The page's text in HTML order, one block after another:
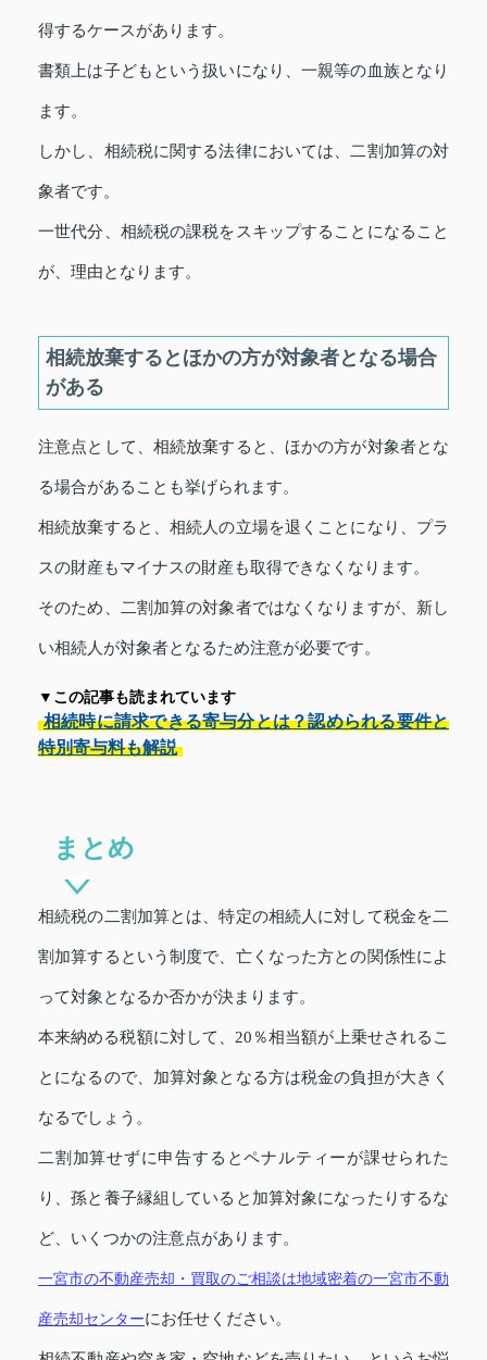
得するケースがあります。
書類上は子どもという扱いになり、一親等の血族となり
ます。
しかし、相続税に関する法律においては、二割加算の対
象者です。
一世代分、相続税の課税をスキップすることになること
が、理由となります。
相続放棄するとほかの方が対象者となる場合
がある
注意点として、相続放棄すると、ほかの方が対象者とな
る場合があることも挙げられます。
相続放棄すると、相続人の立場を退くことになり、プラ
スの財産もマイナスの財産も取得できなくなります。
そのため、二割加算の対象者ではなくなりますが、新し
い相続人が対象者となるため注意が必要です。
▼この記事も読まれています
相続時に請求できる寄与分とは？認められる要件と
特別寄与料も解説
まとめ
相続税の二割加算とは、特定の相続人に対して税金を二
割加算するという制度で、亡くなった方との関係性によ
って対象となるか否かが決まります。
本来納める税額に対して、20％相当額が上乗せされるこ
とになるので、加算対象となる方は税金の負担が大きく
なるでしょう。
二割加算せずに申告するとペナルティーが課せられた
り、孫と養子縁組していると加算対象になったりするな
ど、いくつかの注意点があります。
一宮市の不動産売却・買取のご相談は地域密着の一宮市不動
産売却センターにお任せください。